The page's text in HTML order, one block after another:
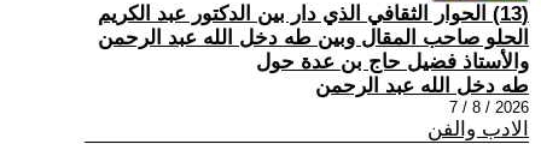
(13) الحوار الثقافي الذي دار بين الدكتور عبد الكريم
الحلو صاحب المقال وبين طه دخل الله عبد الرحمن
والأستاذ فضيل حاج بن عدة حول
طه دخل الله عبد الرحمن
2026 / 8 / 7
الادب والفن